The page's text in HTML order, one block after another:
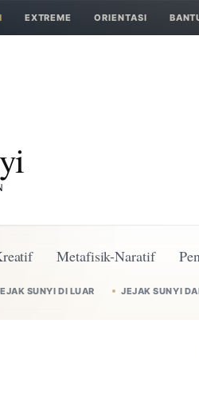
EXTREME ORIENTASI
Metafisik-Naratif
SUNYI DI LUAR JEJAK SUNYI